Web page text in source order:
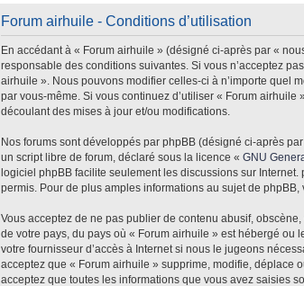
Forum airhuile - Conditions d’utilisation
En accédant à « Forum airhuile » (désigné ci-après par «
responsable des conditions suivantes. Si vous n’acceptez
airhuile ». Nous pouvons modifier celles-ci à n’importe quel
par vous-même. Si vous continuez d’utiliser « Forum
découlant des mises à jour et/ou modifications.
Nos forums sont développés par phpBB (désigné ci-après
un script libre de forum, déclaré sous la licence « GNU
logiciel phpBB facilite seulement les discussions sur
permis. Pour de plus amples informations au sujet de phpBB,
Vous acceptez de ne pas publier de contenu abusif,
de votre pays, du pays où « Forum airhuile » est hébergé
votre fournisseur d’accès à Internet si nous le jugeons
acceptez que « Forum airhuile » supprime, modifie, déplace
acceptez que toutes les informations que vous avez saisies